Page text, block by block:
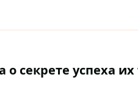
о секрете успеха